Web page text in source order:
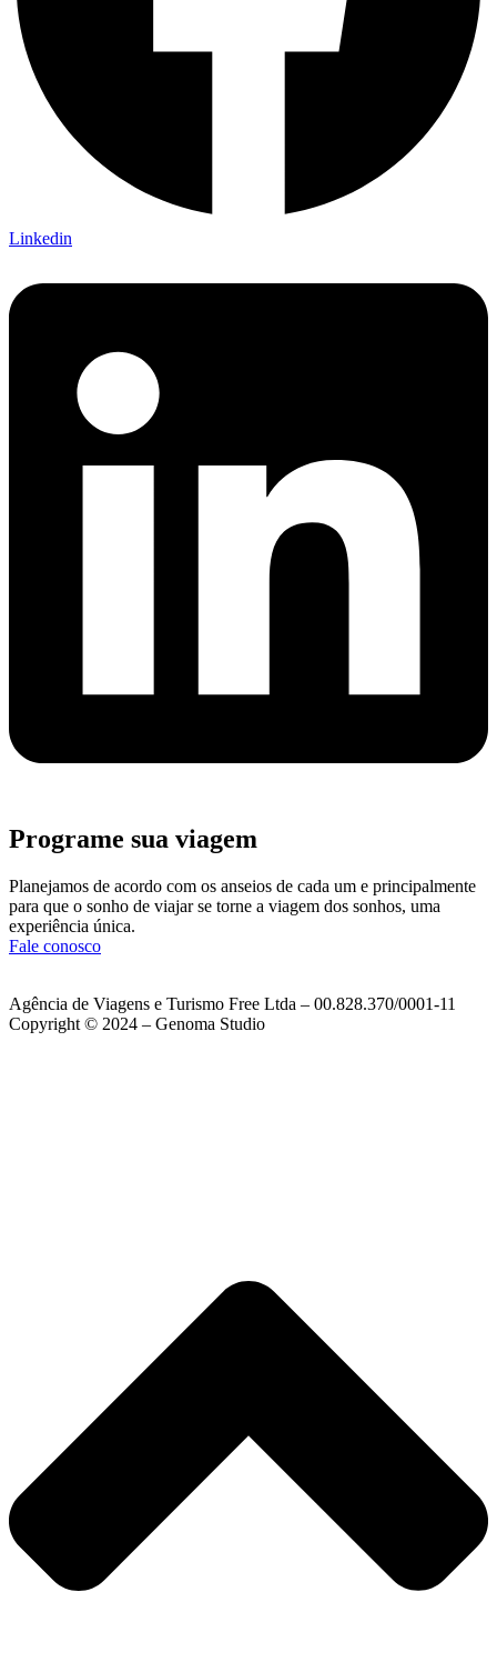
Linkedin
Programe sua viagem
Planejamos de acordo com os anseios de cada um e principalmente
para que o sonho de viajar se torne a viagem dos sonhos, uma
experiência única.
Fale conosco
Agência de Viagens e Turismo Free Ltda – 00.828.370/0001-11
Copyright © 2024 – Genoma Studio